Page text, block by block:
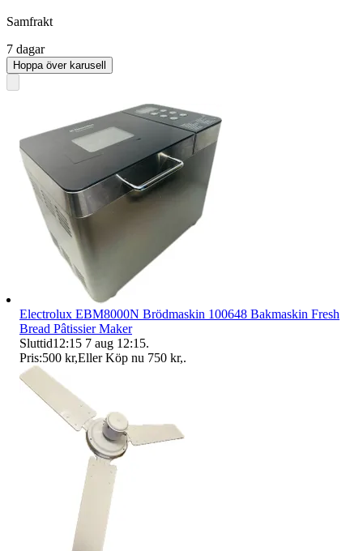
Samfrakt
7 dagar
Hoppa över karusell
Electrolux EBM8000N Brödmaskin 100648 Bakmaskin Fresh
Bread Pâtissier Maker
Sluttid12:15 7 aug 12:15.
Pris:500 kr,Eller Köp nu 750 kr,.